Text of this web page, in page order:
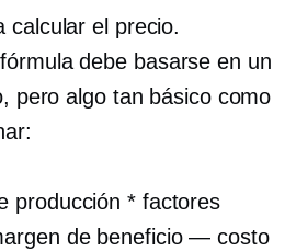
calcular el precio.
debe basarse en un
pero algo tan básico como
producción * factores
de beneficio — costo